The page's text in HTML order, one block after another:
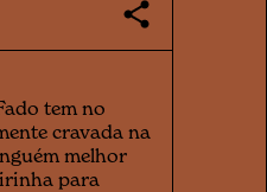
tem no
cravada na
melhor
para